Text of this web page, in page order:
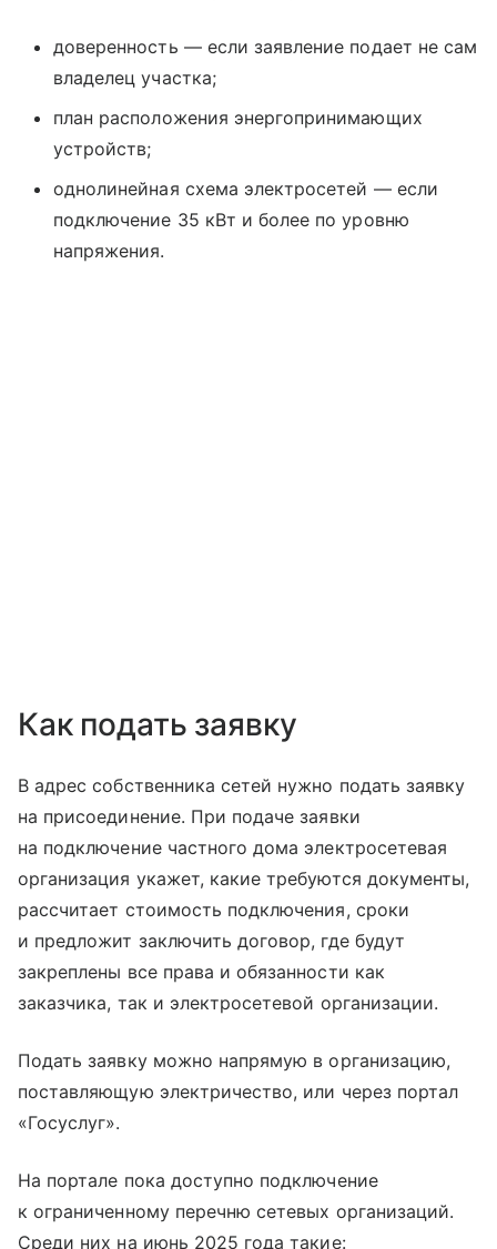
доверенность — если заявление подает не сам
владелец участка;
план расположения энергопринимающих
устройств;
однолинейная схема электросетей — если
подключение 35 кВт и более по уровню
напряжения.
Как подать заявку
В адрес собственника сетей нужно подать заявку
на присоединение. При подаче заявки
на подключение частного дома электросетевая
организация укажет, какие требуются документы,
рассчитает стоимость подключения, сроки
и предложит заключить договор, где будут
закреплены все права и обязанности как
заказчика, так и электросетевой организации.
Подать заявку можно напрямую в организацию,
поставляющую электричество, или через портал
«Госуслуг».
На портале пока доступно подключение
к ограниченному перечню сетевых организаций.
Среди них на июнь 2025 года такие: